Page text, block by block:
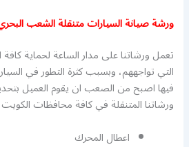
ورشة صيانة السيارات متنقلة الشعب
تعمل ورشاتنا على مدار الساعة لحماية
التي تواجههم، وبسبب كثرة التطور في
فيها اصبح من الصعب ان يقوم العميل
ورشاتنا المتنقلة في كافة محافظات
اعطال المحرك